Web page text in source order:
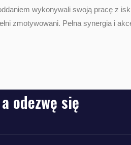
wykonywali swoją pracę z
zmotywowani. Pełna synergia i
odezwę się